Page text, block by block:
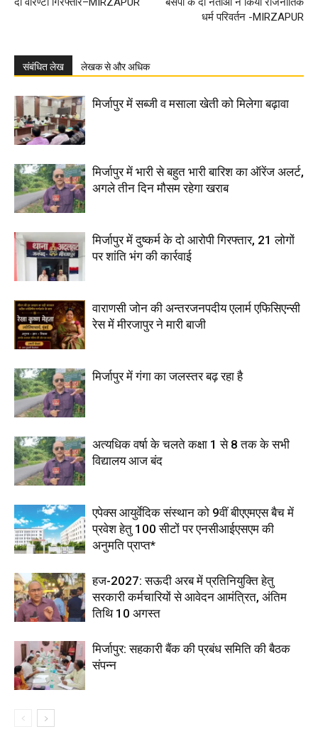
धर्म परिवर्तन -MIRZAPUR
संबंधित लेख लेखक से और अधिक
मिर्जापुर में सब्जी व मसाला खेती को मिलेगा बढ़ावा
मिर्जापुर में भारी से बहुत भारी बारिश का ऑरेंज अलर्ट,
अगले तीन दिन मौसम रहेगा खराब
मिर्जापुर में दुष्कर्म के दो आरोपी गिरफ्तार, 21 लोगों
पर शांति भंग की कार्रवाई
वाराणसी जोन की अन्तरजनपदीय एलार्म एफिसिएन्सी
रेस में मीरजापुर ने मारी बाजी
मिर्जापुर में गंगा का जलस्तर बढ़ रहा है
अत्यधिक वर्षा के चलते कक्षा 1 से 8 तक के सभी
विद्यालय आज बंद
एपेक्स आयुर्वेदिक संस्थान को 9वीं बीएएमएस बैच में
प्रवेश हेतु 100 सीटों पर एनसीआईएसएम की
अनुमति प्राप्त*
हज-2027: सऊदी अरब में प्रतिनियुक्ति हेतु
सरकारी कर्मचारियों से आवेदन आमंत्रित, अंतिम
तिथि 10 अगस्त
मिर्जापुर: सहकारी बैंक की प्रबंध समिति की बैठक
संपन्न